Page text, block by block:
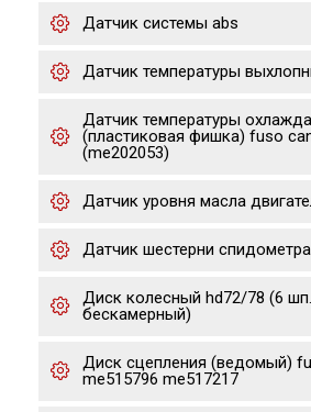
Датчик системы abs
Датчик температуры
Датчик температуры
(пластиковая фишка) fuso
(me202053)
Датчик уровня масла
Датчик шестерни спидометра
Диск колесный hd72/78 (6
бескамерный)
Диск сцепления (ведомый)
me515796 me517217